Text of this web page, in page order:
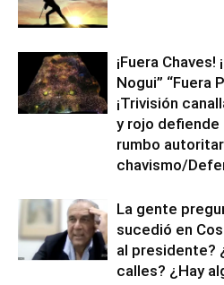
¡Fuera Chaves!
Nogui” “Fuera
¡Trivisión
y rojo defiende
rumbo
chavismo/
La gente
sucedió en
al presidente?
calles? ¿Hay